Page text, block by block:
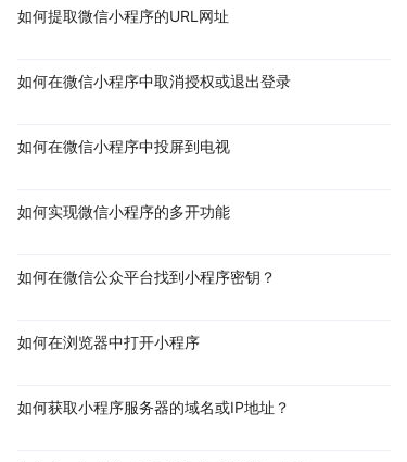
如何提取微信小程序的URL网址
如何在微信小程序中取消授权或退出登录
如何在微信小程序中投屏到电视
如何实现微信小程序的多开功能
如何在微信公众平台找到小程序密钥？
如何在浏览器中打开小程序
如何获取小程序服务器的域名或IP地址？